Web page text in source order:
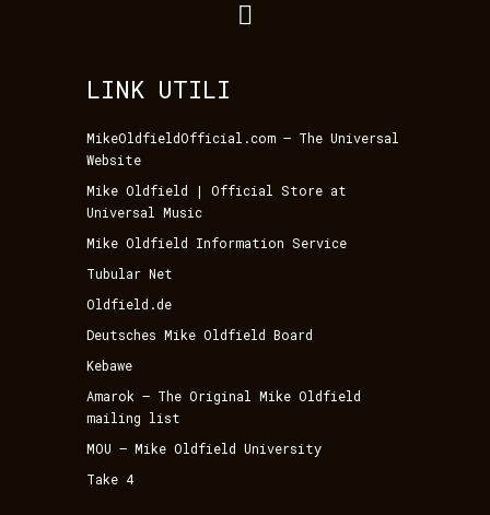
LINK UTILI
MikeOldfieldOfficial.com – The Universal
Website
Mike Oldfield | Official Store at
Universal Music
Mike Oldfield Information Service
Tubular Net
Oldfield.de
Deutsches Mike Oldfield Board
Kebawe
Amarok – The Original Mike Oldfield
mailing list
MOU – Mike Oldfield University
Take 4